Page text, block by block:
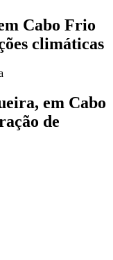
Cabo Frio
climáticas
em Cabo
de